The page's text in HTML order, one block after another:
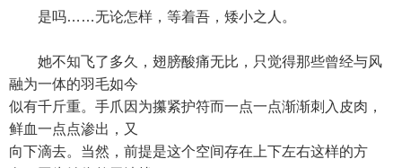
是吗……无论怎样，等着吾，矮小之人。
她不知飞了多久，翅膀酸痛无比，只觉得那些曾经与风
融为一体的羽毛如今
似有千斤重。手爪因为攥紧护符而一点一点渐渐刺入皮肉，
鲜血一点点渗出，又
向下滴去。当然，前提是这个空间存在上下左右这样的方